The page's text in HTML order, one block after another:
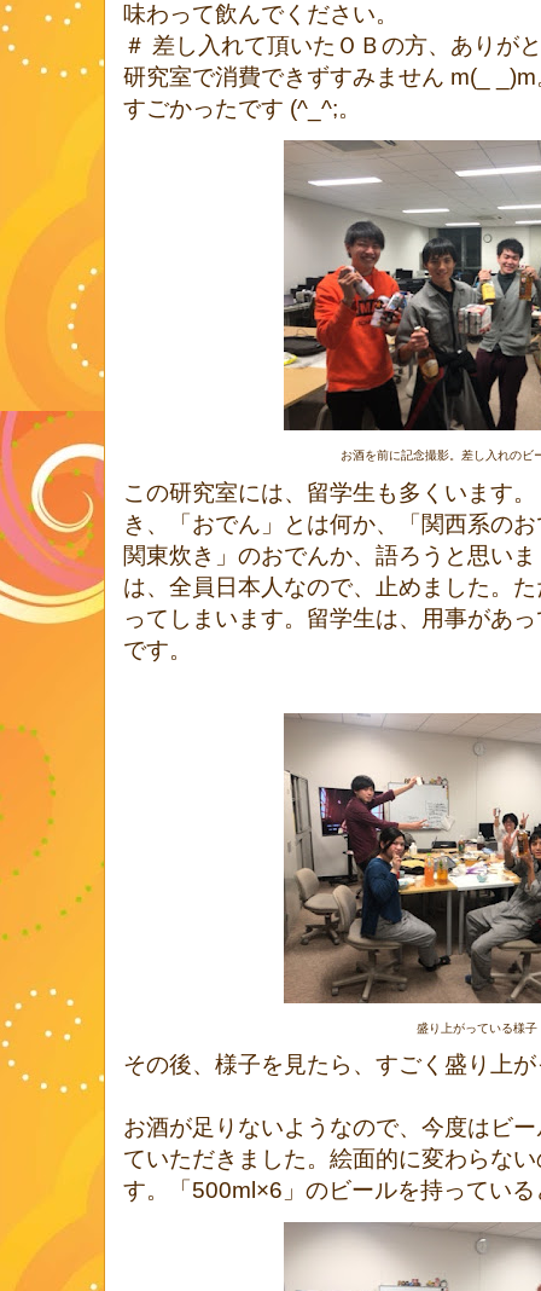
味わって飲んでください。
＃ 差し入れて頂いたＯＢの方、ありが
研究室で消費できずすみません m(_
すごかったです (^_^;。
お酒を前に記念撮影。差し入れのビ
この研究室には、留学生も多くいます
き、「おでん」とは何か、「関西系の
関東炊き」のおでんか、語ろうと思い
は、全員日本人なので、止めました。
ってしまいます。留学生は、用事があ
です。
盛り上がっている様子
その後、様子を見たら、すごく盛り上
お酒が足りないようなので、今度はビ
ていただきました。絵面的に変わらな
す。「500ml×6」のビールを持ってい